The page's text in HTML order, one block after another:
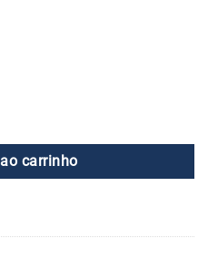
do Yoga quantidade
carrinho